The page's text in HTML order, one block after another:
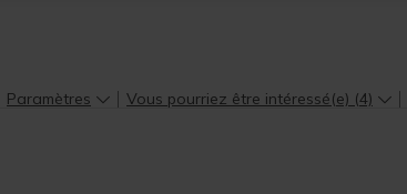
Paramètres Vous pourriez être intéressé(e) (4)